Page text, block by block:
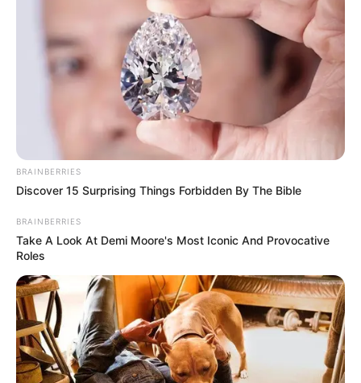
Nyimas Ratu Rafa Shenina Cinnamon
Megan Domani
Salshabilla Adriani Cut Syifa
BRAINBERRIES
Discover 15 Surprising Things Forbidden By The Bible
BRAINBERRIES
Take A Look At Demi Moore's Most Iconic And Provocative
Roles